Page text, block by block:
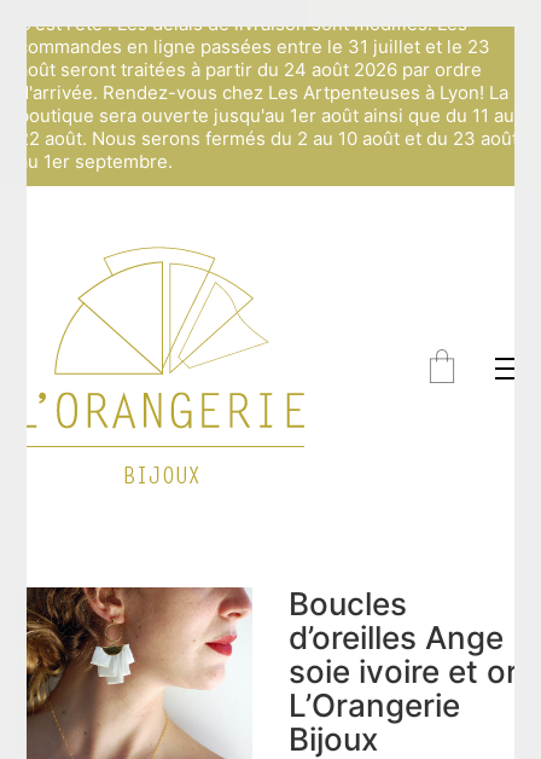
C'est l'été ! Les délais de livraison sont modifiés: Les
commandes en ligne passées entre le 31 juillet et le 23
août seront traitées à partir du 24 août 2026 par ordre
d'arrivée. Rendez-vous chez Les Artpenteuses à Lyon! La
boutique sera ouverte jusqu'au 1er août ainsi que du 11 au
22 août. Nous serons fermés du 2 au 10 août et du 23 août
au 1er septembre.
Boucles
d’oreilles Ange
soie ivoire et or
L’Orangerie
Bijoux